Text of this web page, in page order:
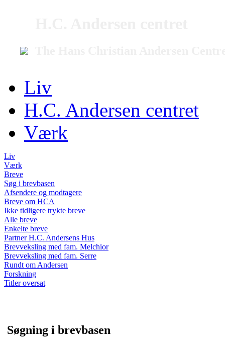
Liv
H.C. Andersen centret
Værk
Liv
Værk
Breve
Søg i brevbasen
Afsendere og modtagere
Breve om HCA
Ikke tidligere trykte breve
Alle breve
Enkelte breve
Partner H.C. Andersens Hus
Brevveksling med fam. Melchior
Brevveksling med fam. Serre
Rundt om Andersen
Forskning
Titler oversat
Søgning i brevbasen